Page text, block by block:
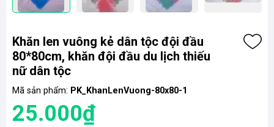
Khăn len vuông kẻ dân tộc đội đầu
80*80cm, khăn đội đầu du lịch thiếu
nữ dân tộc
Mã sản phẩm: PK_KhanLenVuong-80x80-1
25.000₫